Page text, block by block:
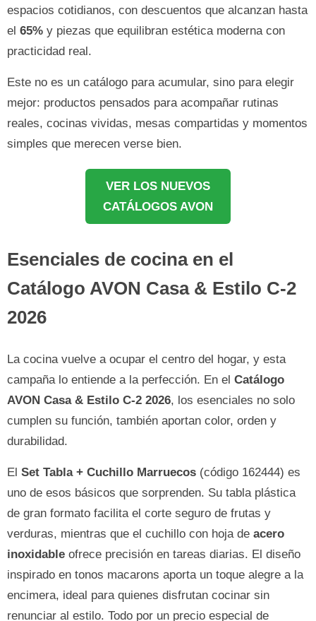
espacios cotidianos, con descuentos que alcanzan hasta
el 65% y piezas que equilibran estética moderna con
practicidad real.
Este no es un catálogo para acumular, sino para elegir
mejor: productos pensados para acompañar rutinas
reales, cocinas vividas, mesas compartidas y momentos
simples que merecen verse bien.
VER LOS NUEVOS
CATÁLOGOS AVON
Esenciales de cocina en el
Catálogo AVON Casa & Estilo C-2
2026
La cocina vuelve a ocupar el centro del hogar, y esta
campaña lo entiende a la perfección. En el Catálogo
AVON Casa & Estilo C-2 2026, los esenciales no solo
cumplen su función, también aportan color, orden y
durabilidad.
El Set Tabla + Cuchillo Marruecos (código 162444) es
uno de esos básicos que sorprenden. Su tabla plástica
de gran formato facilita el corte seguro de frutas y
verduras, mientras que el cuchillo con hoja de acero
inoxidable ofrece precisión en tareas diarias. El diseño
inspirado en tonos macarons aporta un toque alegre a la
encimera, ideal para quienes disfrutan cocinar sin
renunciar al estilo. Todo por un precio especial de